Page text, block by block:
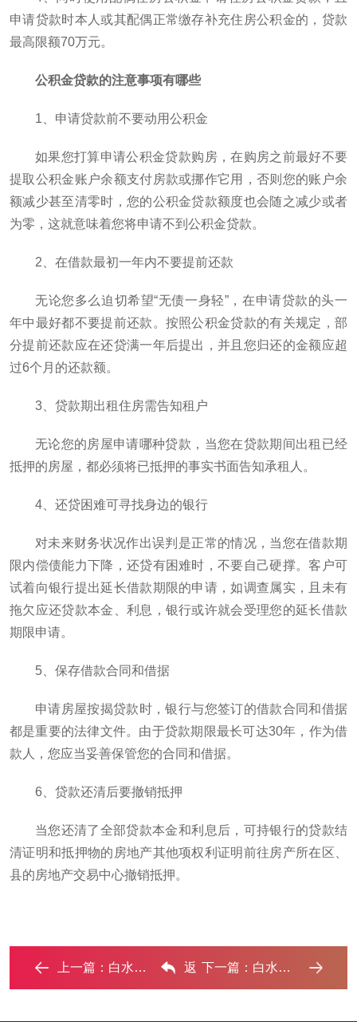
申请贷款时本人或其配偶正常缴存补充住房公积金的，贷款
最高限额70万元。
公积金贷款的注意事项有哪些
1、申请贷款前不要动用公积金
如果您打算申请公积金贷款购房，在购房之前最好不要
提取公积金账户余额支付房款或挪作它用，否则您的账户余
额减少甚至清零时，您的公积金贷款额度也会随之减少或者
为零，这就意味着您将申请不到公积金贷款。
2、在借款最初一年内不要提前还款
无论您多么迫切希望“无债一身轻”，在申请贷款的头一
年中最好都不要提前还款。按照公积金贷款的有关规定，部
分提前还款应在还贷满一年后提出，并且您归还的金额应超
过6个月的还款额。
3、贷款期出租住房需告知租户
无论您的房屋申请哪种贷款，当您在贷款期间出租已经
抵押的房屋，都必须将已抵押的事实书面告知承租人。
4、还贷困难可寻找身边的银行
对未来财务状况作出误判是正常的情况，当您在借款期
限内偿债能力下降，还贷有困难时，不要自己硬撑。客户可
试着向银行提出延长借款期限的申请，如调查属实，且未有
拖欠应还贷款本金、利息，银行或许就会受理您的延长借款
期限申请。
5、保存借款合同和借据
申请房屋按揭贷款时，银行与您签订的借款合同和借据
都是重要的法律文件。由于贷款期限最长可达30年，作为借
款人，您应当妥善保管您的合同和借据。
6、贷款还清后要撤销抵押
当您还清了全部贷款本金和利息后，可持银行的贷款结
清证明和抵押物的房地产其他项权利证明前往房产所在区、
县的房地产交易中心撤销抵押。
上一篇： 白水公积金贷款能贷多少,公积金贷款额度及利率是多少 ...‌ 返 下一篇： 白水房产抵押贷款还不起银行怎么处理? ...‌